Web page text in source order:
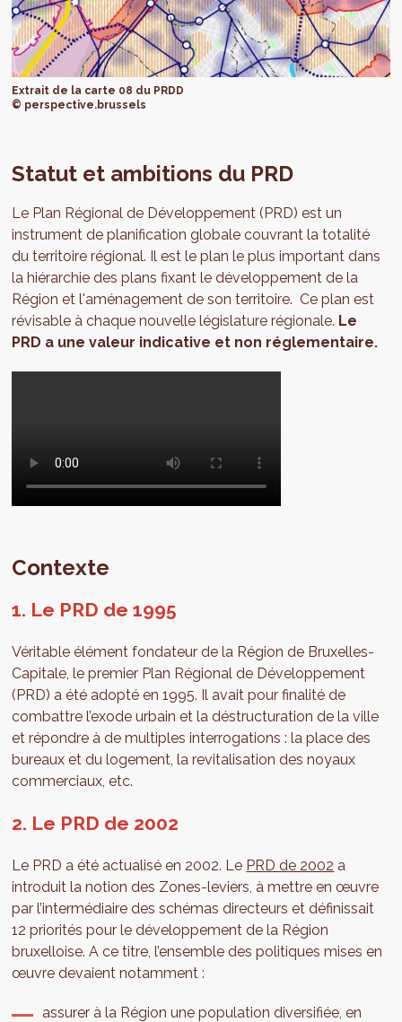
Extrait de la carte 08 du PRDD
© perspective.brussels
Statut et ambitions du PRD
Le Plan Régional de Développement (PRD) est un
instrument de planification globale couvrant la totalité
du territoire régional. Il est le plan le plus important dans
la hiérarchie des plans fixant le développement de la
Région et l'aménagement de son territoire. Ce plan est
révisable à chaque nouvelle législature régionale. Le
PRD a une valeur indicative et non réglementaire.
Contexte
1. Le PRD de 1995
Véritable élément fondateur de la Région de Bruxelles-
Capitale, le premier Plan Régional de Développement
(PRD) a été adopté en 1995. Il avait pour finalité de
combattre l’exode urbain et la déstructuration de la ville
et répondre à de multiples interrogations : la place des
bureaux et du logement, la revitalisation des noyaux
commerciaux, etc.
2. Le PRD de 2002
Le PRD a été actualisé en 2002. Le PRD de 2002 a
introduit la notion des Zones-leviers, à mettre en œuvre
par l’intermédiaire des schémas directeurs et définissait
12 priorités pour le développement de la Région
bruxelloise. A ce titre, l’ensemble des politiques mises en
œuvre devaient notamment :
assurer à la Région une population diversifiée, en